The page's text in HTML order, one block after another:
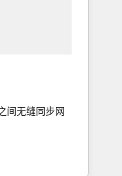
间无缝同步网